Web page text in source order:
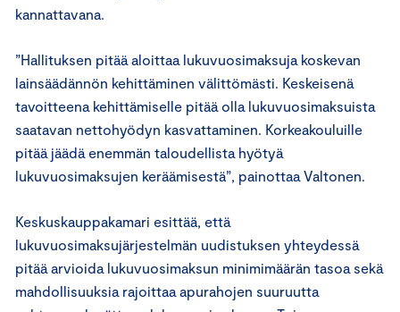
kannattavana.
”Hallituksen pitää aloittaa lukuvuosimaksuja koskevan
lainsäädännön kehittäminen välittömästi. Keskeisenä
tavoitteena kehittämiselle pitää olla lukuvuosimaksuista
saatavan nettohyödyn kasvattaminen. Korkeakouluille
pitää jäädä enemmän taloudellista hyötyä
lukuvuosimaksujen keräämisestä”, painottaa Valtonen.
Keskuskauppakamari esittää, että
lukuvuosimaksujärjestelmän uudistuksen yhteydessä
pitää arvioida lukuvuosimaksun minimimäärän tasoa sekä
mahdollisuuksia rajoittaa apurahojen suuruutta